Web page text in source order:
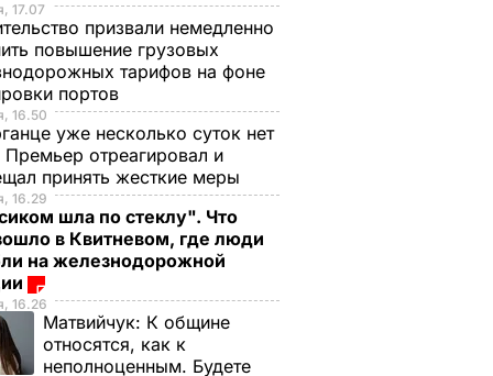
17.07
призвали немедленно
повышение грузовых
тарифов на фоне
портов
16.50
уже несколько суток нет
отреагировал и
принять жесткие меры
16.29
шла по стеклу". Что
в Квитневом, где люди
на железнодорожной
16.26
Матвийчук: К общине
относятся, как к
неполноценным. Будете